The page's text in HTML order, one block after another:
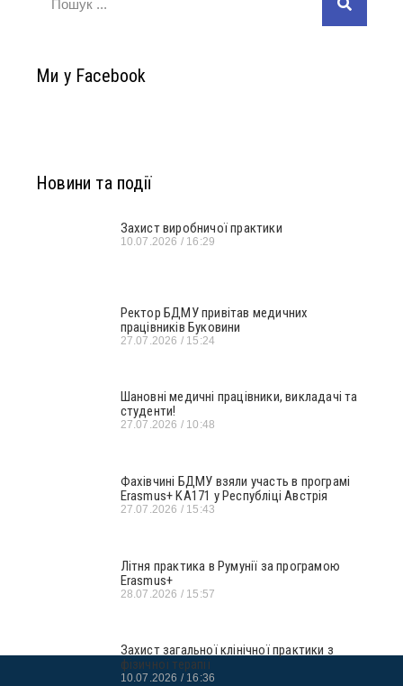
Ми у Facebook
Новини та події
Захист виробничої практики
10.07.2026 16:29
Ректор БДМУ привітав медичних
працівників Буковини
27.07.2026 15:24
Шановні медичні працівники, викладачі та
студенти!
27.07.2026 10:48
Фахівчині БДМУ взяли участь в програмі
Erasmus+ KA171 у Республіці Австрія
27.07.2026 15:43
Літня практика в Румунії за програмою
Erasmus+
28.07.2026 15:57
Захист загальної клінічної практики з
фізичної терапії
10.07.2026 16:36